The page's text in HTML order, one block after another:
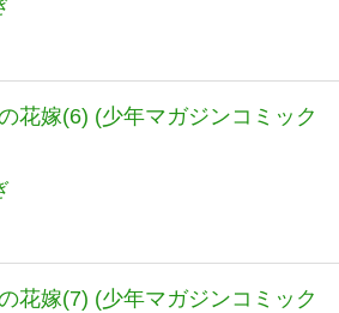
花嫁(6) (少年マガジンコミック
花嫁(7) (少年マガジンコミック